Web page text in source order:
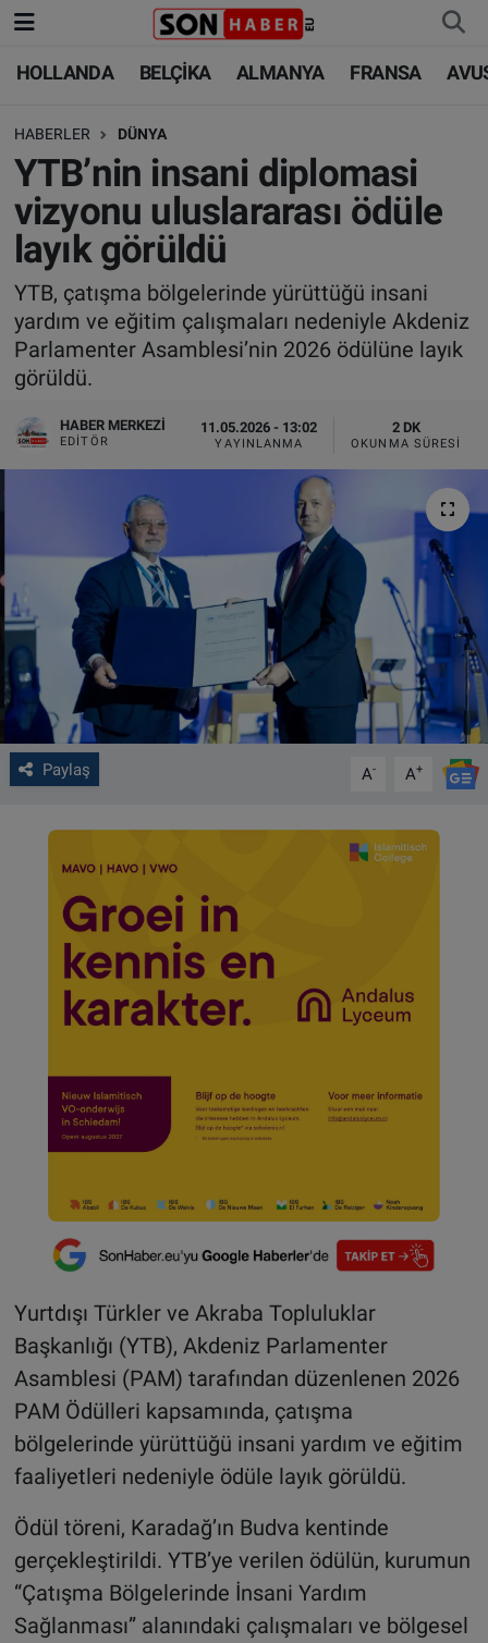
HOLLANDA BELÇİKA ALMANYA FRANSA
HABERLER DÜNYA
YTB’nin insani diplomasi
vizyonu uluslararası ödüle
layık görüldü
YTB, çatışma bölgelerinde yürüttüğü insani
yardım ve eğitim çalışmaları nedeniyle Akdeniz
Parlamenter Asamblesi’nin 2026 ödülüne layık
görüldü.
HABER MERKEZI
EDITÖR
11.05.2026 - 13:02
YAYINLANMA
2 DK
OKUNMA SÜRESI
Paylaş A- A+
Yurtdışı Türkler ve Akraba Topluluklar
Başkanlığı (YTB), Akdeniz Parlamenter
Asamblesi (PAM) tarafından düzenlenen 2026
PAM Ödülleri kapsamında, çatışma
bölgelerinde yürüttüğü insani yardım ve eğitim
faaliyetleri nedeniyle ödüle layık görüldü.
Ödül töreni, Karadağ’ın Budva kentinde
gerçekleştirildi. YTB’ye verilen ödülün, kurumun
“Çatışma Bölgelerinde İnsani Yardım
Sağlanması” alanındaki çalışmaları ve bölgesel
HOLLANDA
BELÇİKA
FRANSA
AVUSTURYA
SAĞLIK - YAŞAM
BİLİM-TEKNOLOJİ
HOLLANDA
BELÇİKA
TÜRKİYE
DÜNYA
BİLİM-TEKNOLOJİ
SAĞLIK
FOTO GALERİ
VIDEO GALERİ
ALGEMENE VOORWAARDEN
CONTACT
Çerez Politikası
Nöbetçi Eczaneler
Hava Durumu
Trafik Durumu
Süper Lig Puan Durumu ve Fikstür
Tüm Manşetler
Son Dakika Haberleri
Haber Arşivi